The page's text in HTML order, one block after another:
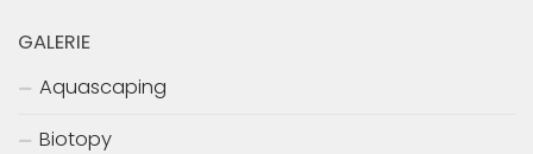
GALERIE
Aquascaping
Biotopy